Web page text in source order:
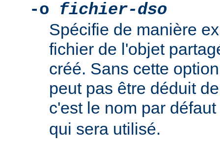
-o fichier-dso
Spécifie de manière
fichier de l'objet
créé. Sans cette
peut pas être déduit
c'est le nom par défaut
qui sera utilisé.